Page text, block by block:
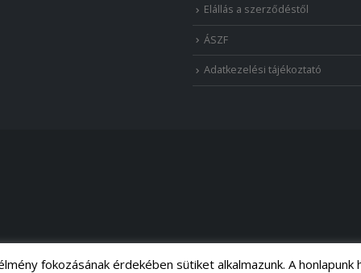
Elállás a szerződéstől
ÁSZF
Adatkezelési tájékoztató
fokozásának érdekében sütiket alkalmazunk. A